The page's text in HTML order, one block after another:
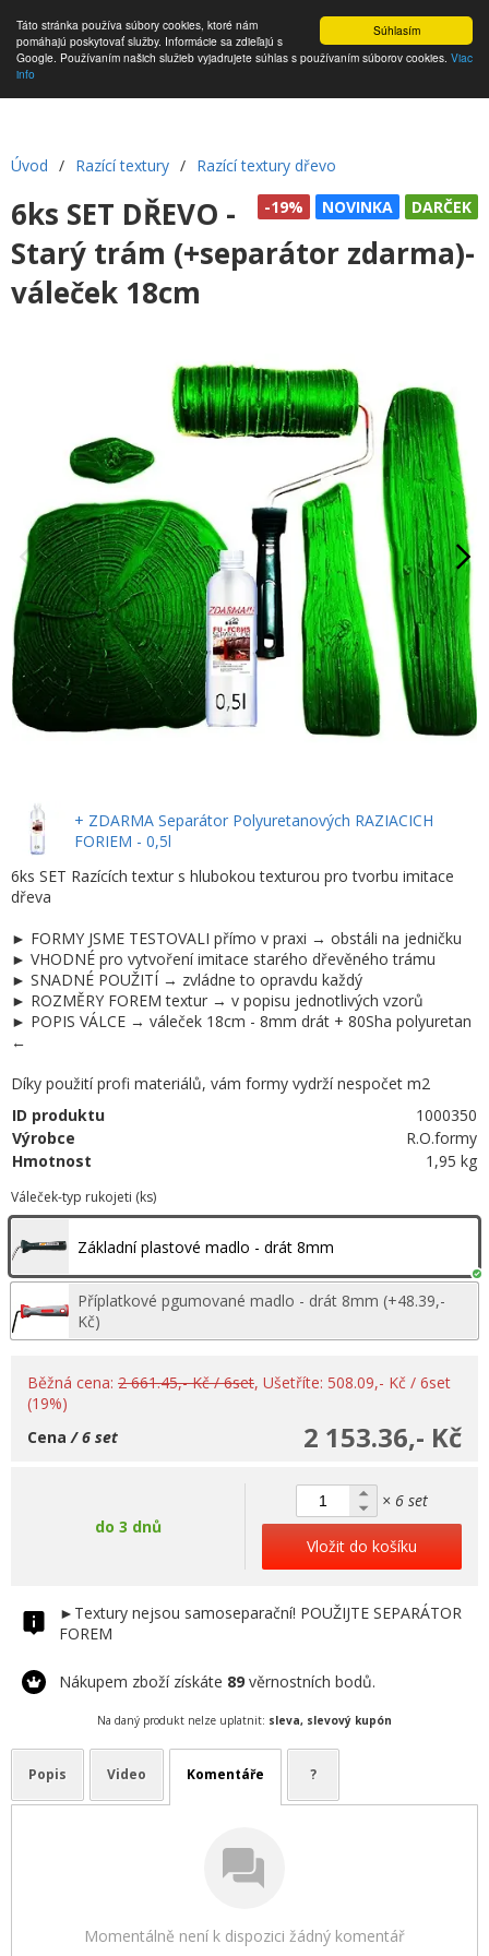
Súhlasím
Táto stránka používa súbory cookies, ktoré nám
pomáhajú poskytovať služby. Informácie sa zdieľajú s
Google. Používaním našich služieb vyjadrujete súhlas s používaním súborov cookies. Viac
info
Úvod / Razící textury / Razící textury dřevo
DARČEK
NOVINKA
-19%
6ks SET DŘEVO -
Starý trám (+separátor zdarma)-
váleček 18cm
+ ZDARMA Separátor Polyuretanových RAZIACICH
FORIEM - 0,5l
6ks SET Razících textur s hlubokou texturou pro tvorbu imitace
dřeva
► FORMY JSME TESTOVALI přímo v praxi → obstáli na jedničku
► VHODNÉ pro vytvoření imitace starého dřevěného trámu
► SNADNÉ POUŽITÍ → zvládne to opravdu každý
► ROZMĚRY FOREM textur → v popisu jednotlivých vzorů
► POPIS VÁLCE → váleček 18cm - 8mm drát + 80Sha polyuretan
←
Díky použití profi materiálů, vám formy vydrží nespočet m2
ID produktu
1000350
Výrobce
R.O.formy
Hmotnost
1,95 kg
Váleček-typ rukojeti (ks)
Základní plastové madlo - drát 8mm
Příplatkové pgumované madlo - drát 8mm (+48.39,-
Kč)
Běžná cena: 2 661.45,- Kč / 6set, Ušetříte: 508.09,- Kč / 6set
(19%)
2 153.36,- Kč
Cena / 6 set
do 3 dnů
× 6 set
Vložit do košíku
►Textury nejsou samoseparační! POUŽIJTE SEPARÁTOR
FOREM
Nákupem zboží získáte 89 věrnostních bodů.
Na daný produkt nelze uplatnit: sleva, slevový kupón
Popis Video Komentáře ?
Momentálně není k dispozici žádný komentář